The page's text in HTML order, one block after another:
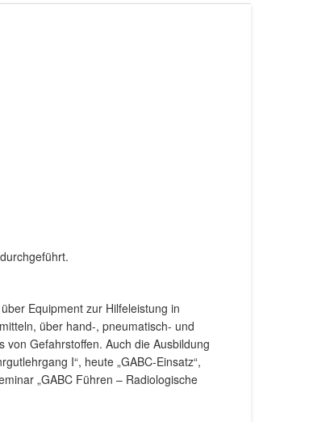
Equipment zur Hilfeleistung in
über hand-, pneumatisch- und
Gefahrstoffen. Auch die Ausbildung
I“, heute „GABC-Einsatz“,
„GABC Führen – Radiologische